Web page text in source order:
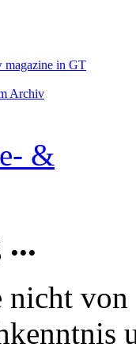
magazine in GT
Archiv
nicht